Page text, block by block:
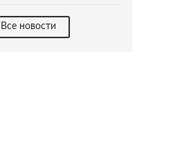
Все новости